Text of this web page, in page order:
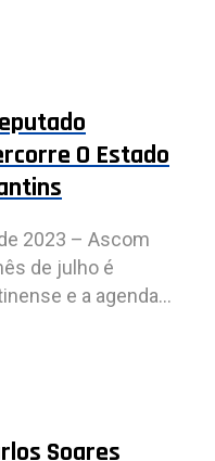
O Estado
2023 – Ascom
de julho é
e a agenda...
Soares